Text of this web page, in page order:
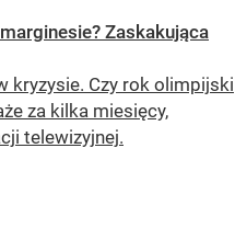
Zaskakująca
kryzysie. Czy rok olimpijski
za kilka miesięcy,
telewizyjnej.